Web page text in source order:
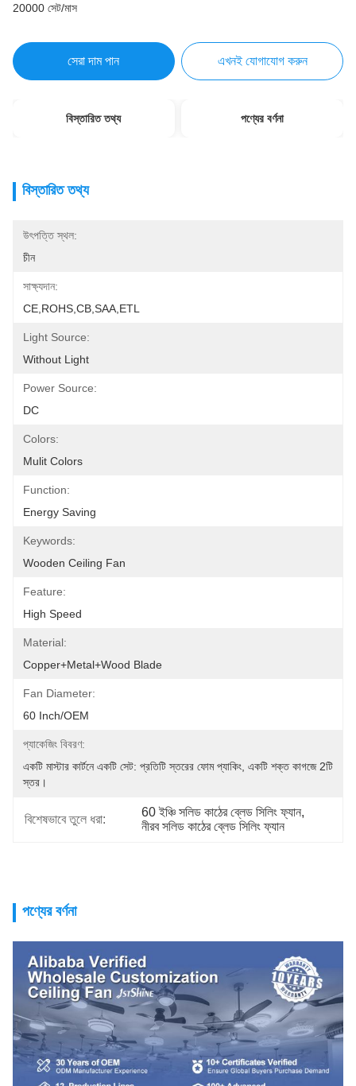
20000 সেট/মাস
সেরা দাম পান এখনই যোগাযোগ করুন
বিস্তারিত তথ্য পণ্যের বর্ণনা
বিস্তারিত তথ্য
উৎপত্তি স্থল:
চীন
সাক্ষ্যদান:
CE,ROHS,CB,SAA,ETL
Light Source:
Without Light
Power Source:
DC
Colors:
Mulit Colors
Function:
Energy Saving
Keywords:
Wooden Ceiling Fan
Feature:
High Speed
Material:
Copper+Metal+wood Blade
Fan Diameter:
60 Inch/OEM
প্যাকেজিং বিবরণ:
একটি মাস্টার কার্টনে একটি সেট: প্রতিটি স্তরের ফোম প্যাকিং, একটি শক্ত কাগজে 2টি
স্তর।
বিশেষভাবে তুলে ধরা:
60 ইঞ্চি সলিড কাঠের ব্লেড সিলিং ফ্যান,
নীরব সলিড কাঠের ব্লেড সিলিং ফ্যান
পণ্যের বর্ণনা